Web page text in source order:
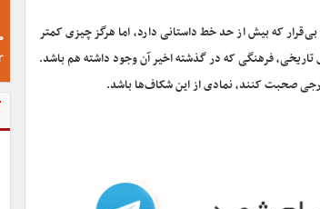
که بیش از حد خط داستانی دارد، اما هرگز چیزی کمتر
فرهنگی که در گذشته اخیر آن وجود داشته هم باشد.
صحبت کنند، نمادی از این شکاف‌ها باشد.